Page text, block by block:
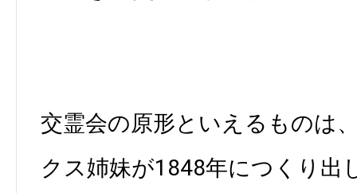
交霊会の原形といえるものは
クス姉妹が1848年につくり出